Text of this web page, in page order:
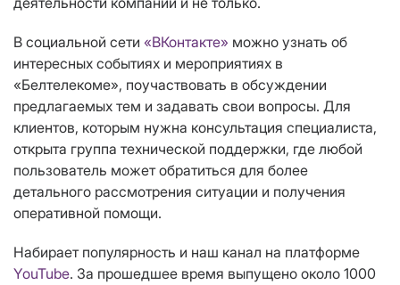
В социальной сети «ВКонтакте» можно узнать об
интересных событиях и мероприятиях в
«Белтелекоме», поучаствовать в обсуждении
предлагаемых тем и задавать свои вопросы. Для
клиентов, которым нужна консультация специалиста,
открыта группа технической поддержки, где любой
пользователь может обратиться для более
детального рассмотрения ситуации и получения
оперативной помощи.
Набирает популярность и наш канал на платформе
YouTube. За прошедшее время выпущено около 1000